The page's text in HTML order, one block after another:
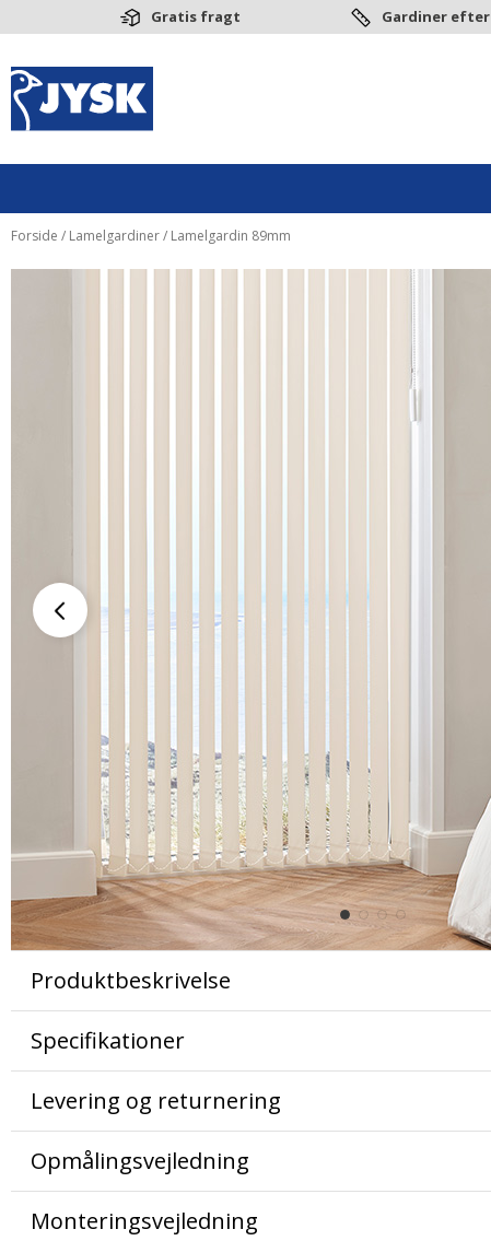
Gratis fragt Gardiner efter
Forside / Lamelgardiner/ Lamelgardin 89mm
Produktbeskrivelse
Specifikationer
Levering og returnering
Opmålingsvejledning
Monteringsvejledning